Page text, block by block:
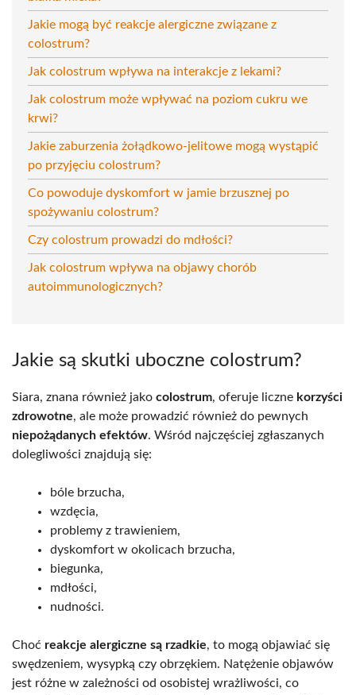
Jakie mogą być reakcje alergiczne związane z
colostrum?
Jak colostrum wpływa na interakcje z lekami?
Jak colostrum może wpływać na poziom cukru we
krwi?
Jakie zaburzenia żołądkowo-jelitowe mogą wystąpić
po przyjęciu colostrum?
Co powoduje dyskomfort w jamie brzusznej po
spożywaniu colostrum?
Czy colostrum prowadzi do mdłości?
Jak colostrum wpływa na objawy chorób
autoimmunologicznych?
Jakie są skutki uboczne colostrum?
Siara, znana również jako colostrum, oferuje liczne korzyści
zdrowotne, ale może prowadzić również do pewnych
niepożądanych efektów. Wśród najczęściej zgłaszanych
dolegliwości znajdują się:
bóle brzucha,
wzdęcia,
problemy z trawieniem,
dyskomfort w okolicach brzucha,
biegunka,
mdłości,
nudności.
Choć reakcje alergiczne są rzadkie, to mogą objawiać się
swędzeniem, wysypką czy obrzękiem. Natężenie objawów
jest różne w zależności od osobistej wrażliwości, co